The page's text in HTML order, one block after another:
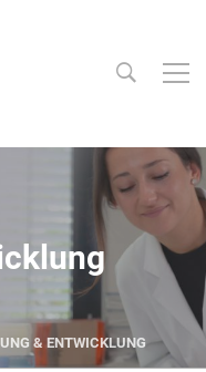
& ENTWICKLUNG